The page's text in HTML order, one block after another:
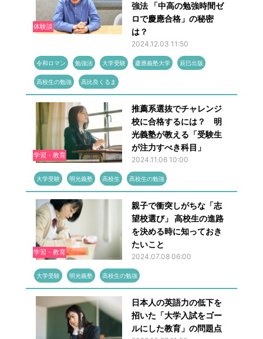
体験談
強法 「中高の勉強時間ゼ
ロで慶應合格」の秘密
は？
2024.12.03 11:50
令和ロマン 勉強法 大学受験 慶應義塾大学 辰巳出版
高校生の勉強 高比良くるま
学習・教育
推薦系選抜でチャレンジ
校に合格するには？ 明
光義塾が教える「受験生
が注力すべき科目」
2024.11.06 10:00
大学受験 明光義塾 高校生 高校生の勉強
学習・教育
親子で衝突しがちな「志
望校選び」 高校生の進路
を決める時に知っておき
たいこと
2024.07.08 06:00
大学受験 明光義塾 高校生の勉強
日本人の英語力の低下を
招いた「大学入試をゴー
ルにした教育」の問題点